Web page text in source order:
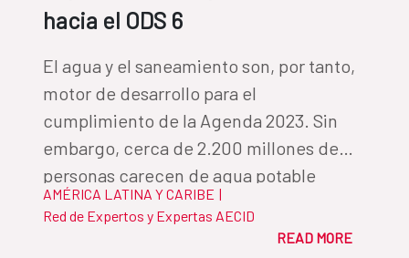
hacia el ODS 6
El agua y el saneamiento son, por tanto,
motor de desarrollo para el
cumplimiento de la Agenda 2023. Sin
embargo, cerca de 2.200 millones de
personas carecen de agua potable
gestionada de forma segura y 3.500
millones no disponen de saneamiento
AMÉRICA LATINA Y CARIBE |
Red de Expertos y Expertas AECID
READ MORE